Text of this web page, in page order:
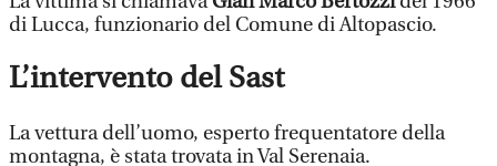
di Lucca, funzionario del Comune di Altopascio.
L’intervento del Sast
La vettura dell’uomo, esperto frequentatore della
montagna, è stata trovata in Val Serenaia.